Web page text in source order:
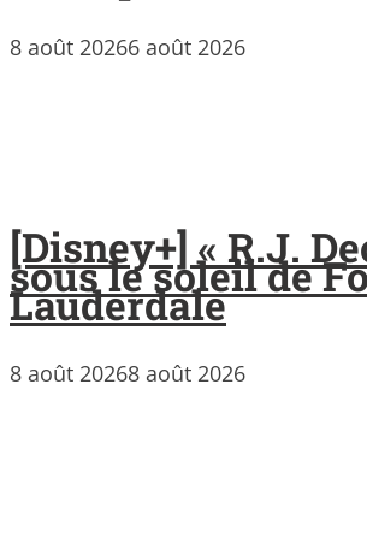
8 août 20266 août 2026
[Disney+] « R.J.
sous le soleil de
Lauderdale
8 août 20268 août 2026